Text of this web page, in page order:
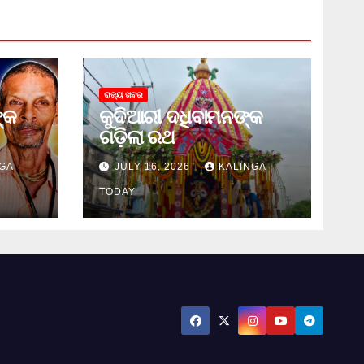
ରାଜ୍ୟ ଖବର
କୁଦିଆରୀ ଦଧିବାମନଙ୍କ
ଗଡ଼ିଲା ରଥ
JULY 16, 2026 KALINGA
TODAY